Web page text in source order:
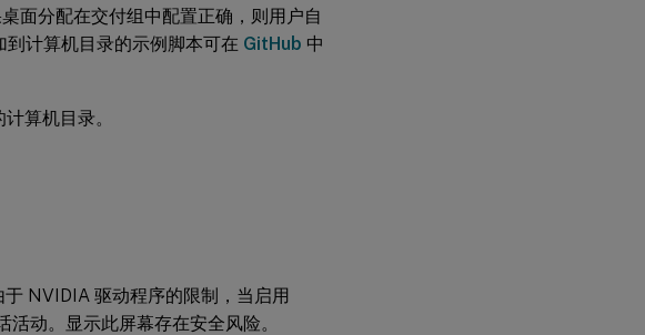
面分配在交付组中配置正确，则用户自
计算机目录的示例脚本可在 GitHub 中
算机目录。
NVIDIA 驱动程序的限制，当启用
动。显示此屏幕存在安全风险。